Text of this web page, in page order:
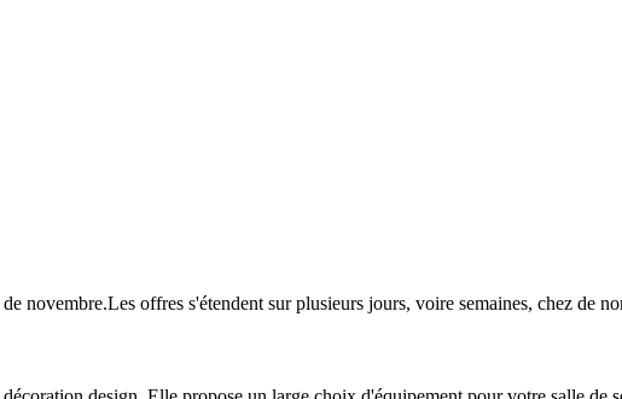
novembre.Les offres s'étendent sur plusieurs jours, voire semaines, chez de